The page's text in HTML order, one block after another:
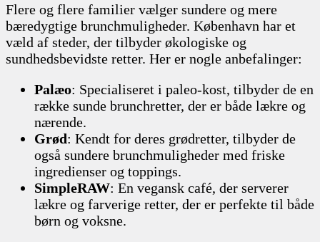
Flere og flere familier vælger sundere og mere
bæredygtige brunchmuligheder. København har et
væld af steder, der tilbyder økologiske og
sundhedsbevidste retter. Her er nogle anbefalinger:
Palæo: Specialiseret i paleo-kost, tilbyder de en
række sunde brunchretter, der er både lækre og
nærende.
Grød: Kendt for deres grødretter, tilbyder de
også sundere brunchmuligheder med friske
ingredienser og toppings.
SimpleRAW: En vegansk café, der serverer
lækre og farverige retter, der er perfekte til både
børn og voksne.